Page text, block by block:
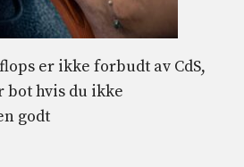
er ikke forbudt av CdS,
hvis du ikke
godt